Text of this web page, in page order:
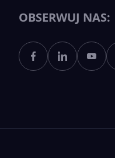
OBSERWUJ NAS: